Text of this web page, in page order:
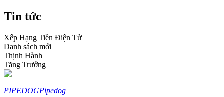
Trở thành Nhà giao dịch Sao chép
Tận hưởng chia sẻ lợi nhuận và hoa hồng giao dịch sao chép
Tin tức
Xếp Hạng Tiền Điện Tử
Danh sách mới
Thịnh Hành
Tăng Trưởng
PIPEDOGPipedog